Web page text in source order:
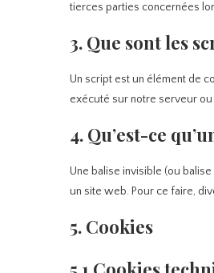
tierces parties concernées
3. Que sont les
Un script est un élément de
exécuté sur notre serveur
4. Qu’est-ce
Une balise invisible (ou
un site web. Pour ce faire,
5. Cookies